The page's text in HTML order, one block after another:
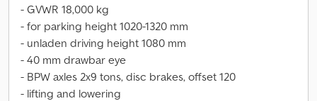
- GVWR 18,000 kg
- for parking height 1020-1320 mm
- unladen driving height 1080 mm
- 40 mm drawbar eye
- BPW axles 2x9 tons, disc brakes, offset 120
- lifting and lowering